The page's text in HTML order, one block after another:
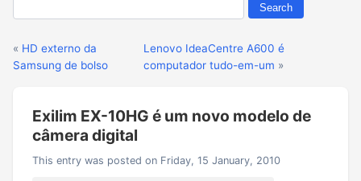
« HD externo da
Samsung de bolso
Lenovo IdeaCentre A600 é
computador tudo-em-um »
Exilim EX-10HG é um novo modelo de
câmera digital
This entry was posted on Friday, 15 January, 2010